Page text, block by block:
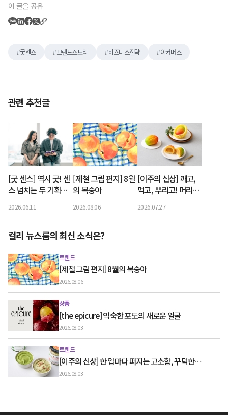
이 글을 공유
굿센스 브랜드스토리 비즈니스전략 이커머스
관련 추천글
[굿 센스] 역시 굿! 센
스 넘치는 두 기획자
드
2026.06.11
[제철 그림 편지] 8월
의 복숭아
2026.08.06
[이주의 신상] 깨고,
먹고, 뿌리고! 머리부
쿨링템
2026.07.27
컬리 뉴스룸의 최신 소식은?
트렌드
[제철 그림 편지] 8월의 복숭아
2026.08.06
상품
[the epicure] 익숙한 포도의 새로운 얼굴
2026.08.03
트렌드
[이주의 신상] 한 입마다 퍼지는 고소함, 꾸덕한
그릭요거트와 우유 디저트
2026.08.03